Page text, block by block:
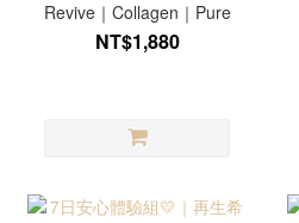
Revive｜Collagen｜Pure
NT$1,880